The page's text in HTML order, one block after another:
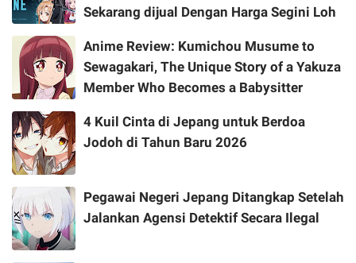
Sekarang dijual Dengan Harga Segini Loh
Anime Review: Kumichou Musume to
Sewagakari, The Unique Story of a Yakuza
Member Who Becomes a Babysitter
4 Kuil Cinta di Jepang untuk Berdoa
Jodoh di Tahun Baru 2026
Pegawai Negeri Jepang Ditangkap Setelah
Jalankan Agensi Detektif Secara Ilegal